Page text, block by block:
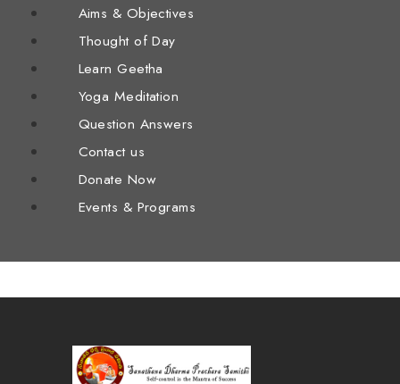
Aims & Objectives
Thought of Day
Learn Geetha
Yoga Meditation
Question Answers
Contact us
Donate Now
Events & Programs